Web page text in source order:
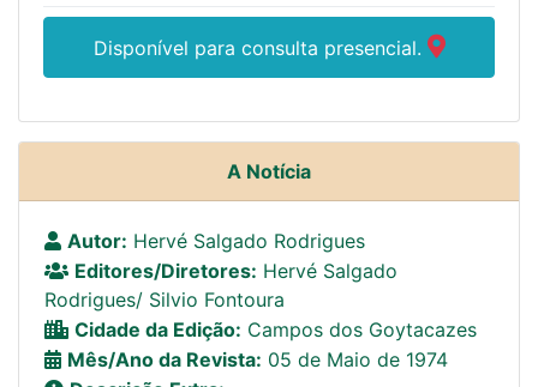
Disponível para consulta presencial.
A Notícia
Autor: Hervé Salgado Rodrigues
Editores/Diretores: Hervé Salgado
Rodrigues/ Silvio Fontoura
Cidade da Edição: Campos dos Goytacazes
Mês/Ano da Revista: 05 de Maio de 1974